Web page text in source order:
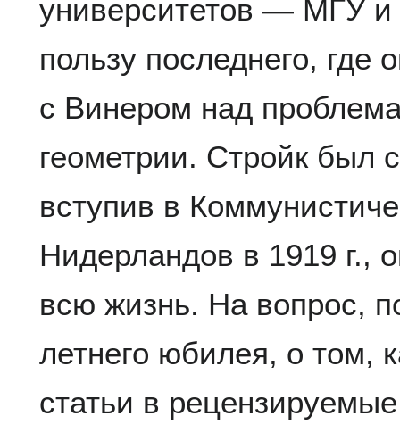
университетов — МГУ и
пользу последнего, где
с Винером над
геометрии. Стройк был
вступив в
Нидерландов в 1919 г.,
всю жизнь. На вопрос,
летнего юбилея, о том,
статьи в